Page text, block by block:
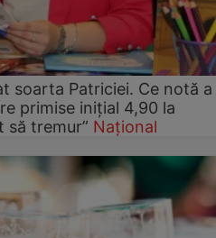
soarta Patriciei. Ce notă a
primise inițial 4,90 la
să tremur” Național